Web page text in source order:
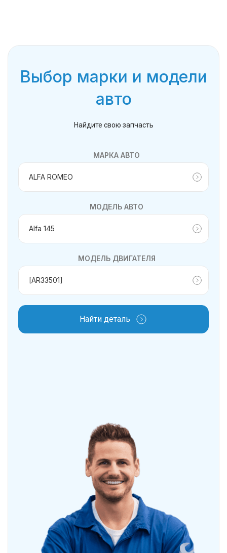
Выбор марки и модели
авто
Найдите свою запчасть
МАРКА АВТО
МОДЕЛЬ АВТО
МОДЕЛЬ ДВИГАТЕЛЯ
Найти деталь